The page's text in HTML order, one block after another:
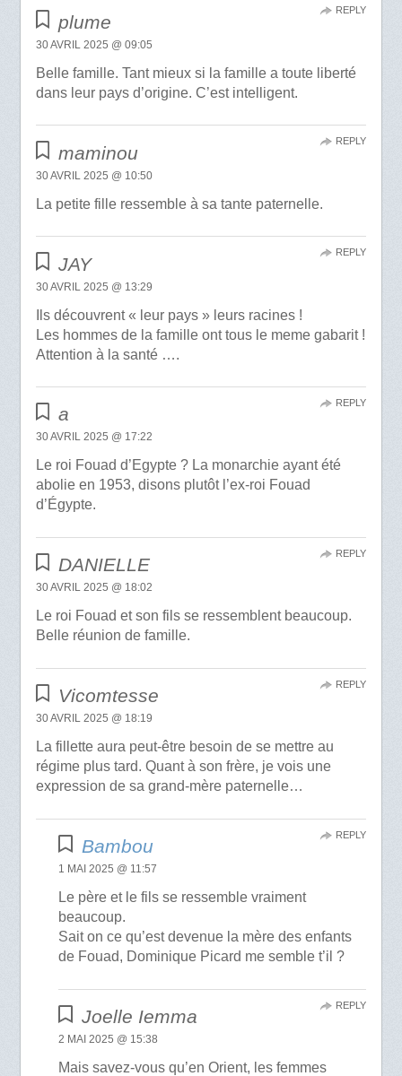
plume
30 AVRIL 2025 @ 09:05
Belle famille. Tant mieux si la famille a toute liberté
dans leur pays d’origine. C’est intelligent.
REPLY
maminou
30 AVRIL 2025 @ 10:50
La petite fille ressemble à sa tante paternelle.
REPLY
JAY
30 AVRIL 2025 @ 13:29
Ils découvrent « leur pays » leurs racines !
Les hommes de la famille ont tous le meme gabarit !
Attention à la santé ….
REPLY
a
30 AVRIL 2025 @ 17:22
Le roi Fouad d’Egypte ? La monarchie ayant été
abolie en 1953, disons plutôt l’ex-roi Fouad
d’Égypte.
REPLY
DANIELLE
30 AVRIL 2025 @ 18:02
Le roi Fouad et son fils se ressemblent beaucoup.
Belle réunion de famille.
REPLY
Vicomtesse
30 AVRIL 2025 @ 18:19
La fillette aura peut-être besoin de se mettre au
régime plus tard. Quant à son frère, je vois une
expression de sa grand-mère paternelle…
REPLY
Bambou
1 MAI 2025 @ 11:57
Le père et le fils se ressemble vraiment
beaucoup.
Sait on ce qu’est devenue la mère des enfants
de Fouad, Dominique Picard me semble t’il ?
REPLY
Joelle Iemma
2 MAI 2025 @ 15:38
Mais savez-vous qu’en Orient, les femmes
REPLY